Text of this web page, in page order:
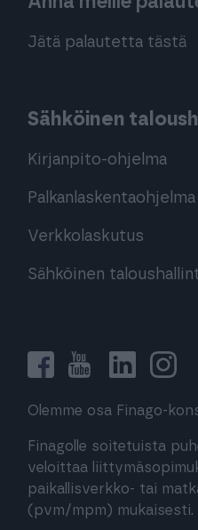
Jätä palautetta tästä
Sähköinen
Kirjanpito-ohjelma
Palkanlaskentaohjelma
Verkkolaskutus
Sähköinen
Olemme osa Finago-
Finagolle soitetuista
veloittaa
paikallisverkko- tai
(pvm/mpm) mukaisesti.